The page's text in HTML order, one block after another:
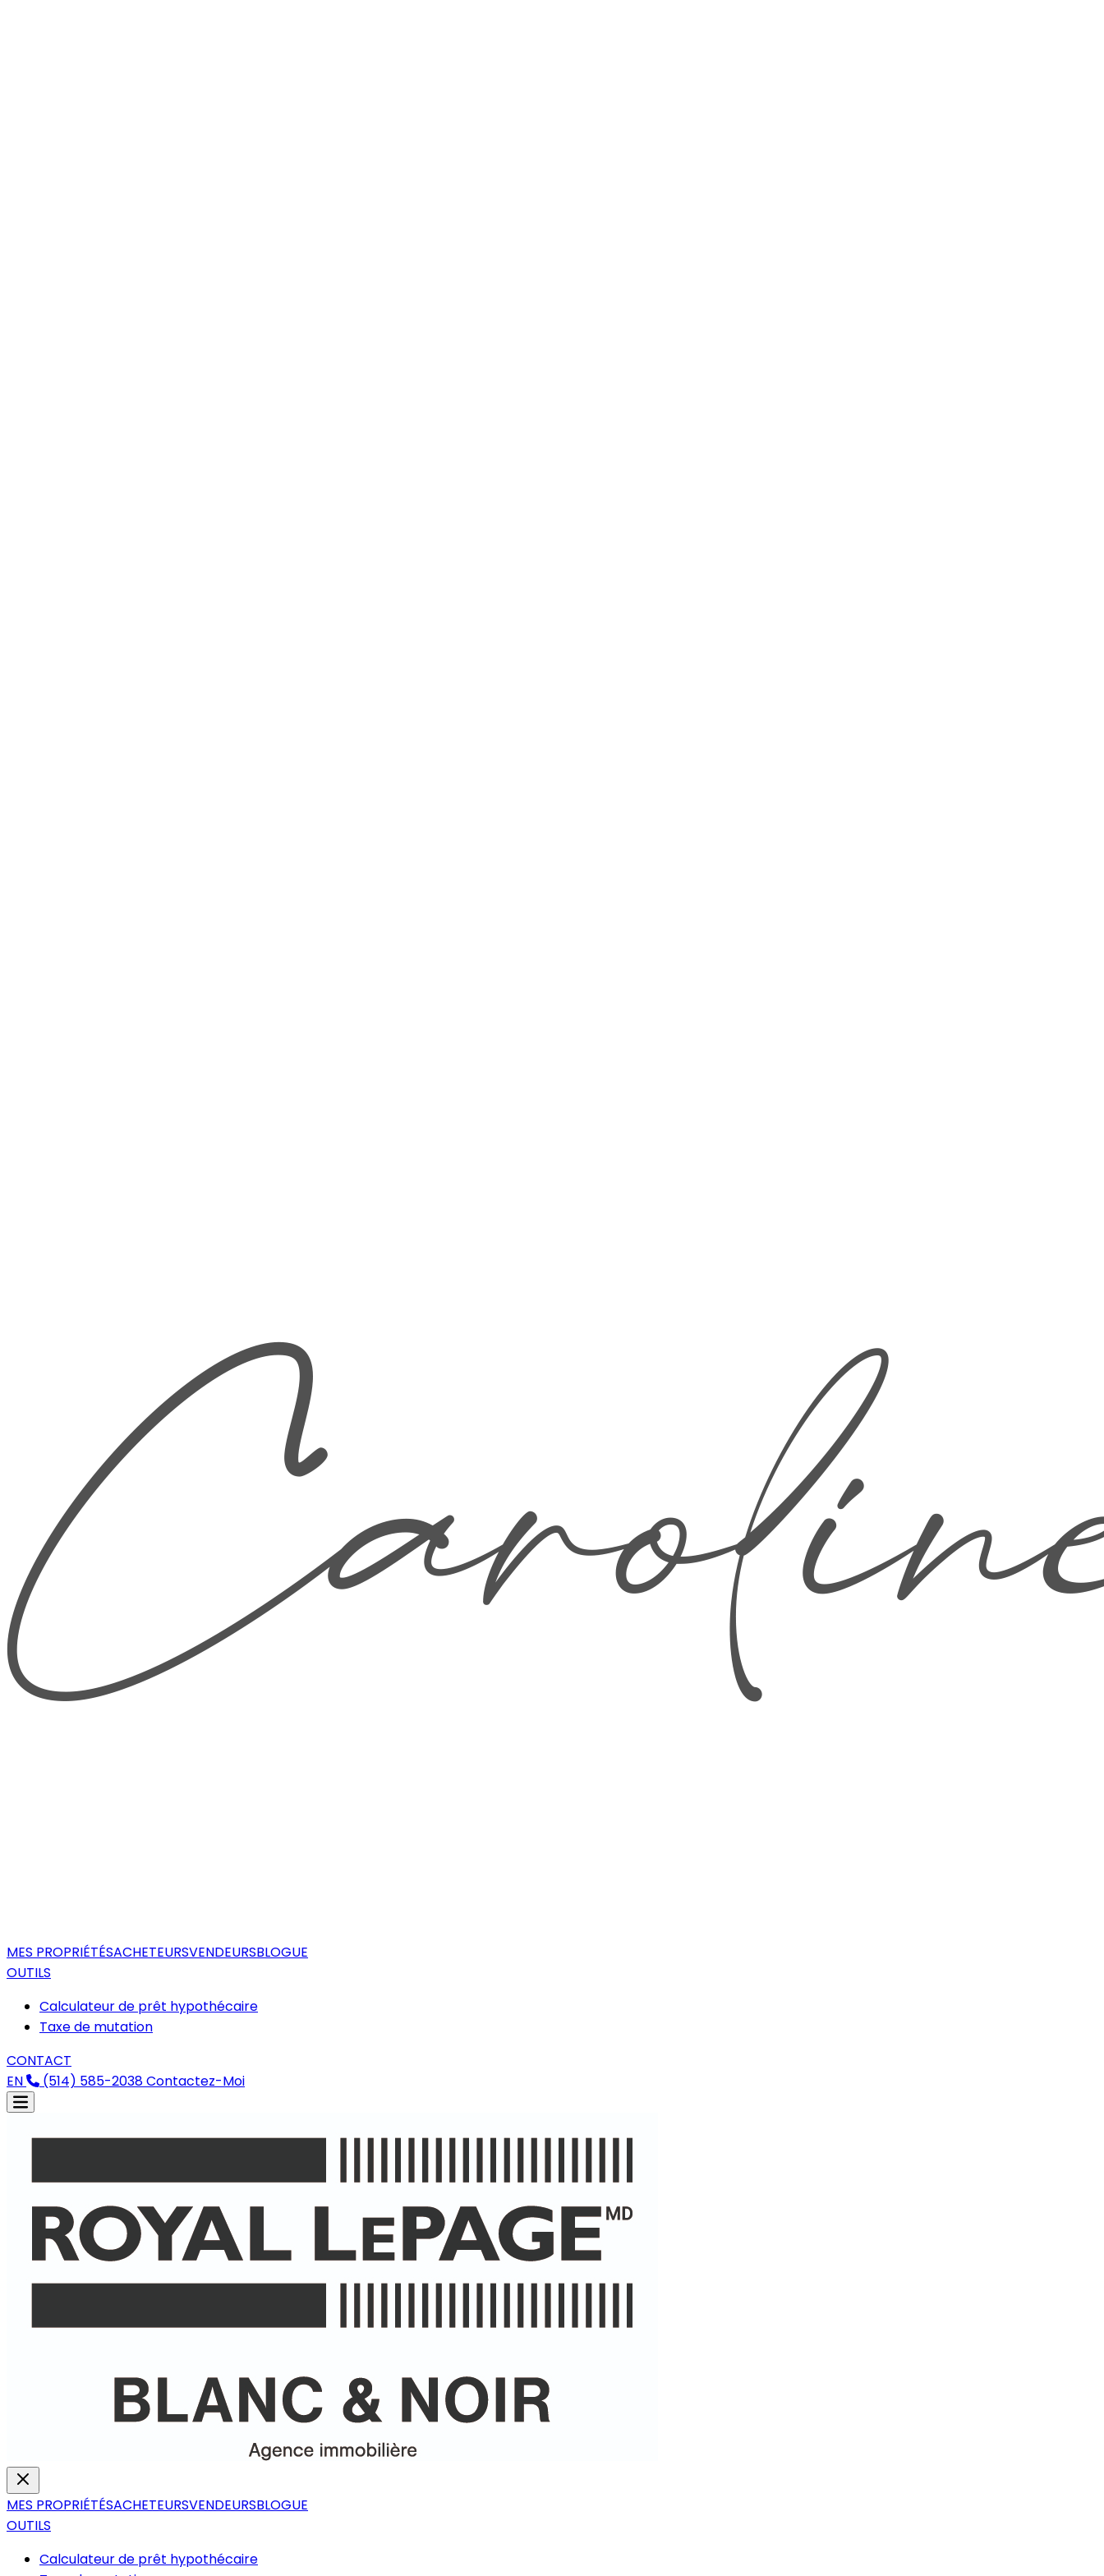
MES PROPRIÉTÉSACHETEURSVENDEURSBLOGUE
OUTILS
Calculateur de prêt hypothécaire
Taxe de mutation
CONTACT
EN
(514) 585-2038Contactez-Moi
MES PROPRIÉTÉSACHETEURSVENDEURSBLOGUE
OUTILS
Calculateur de prêt hypothécaire